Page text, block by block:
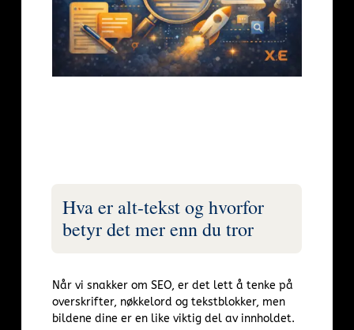
Hva er alt-tekst og hvorfor
betyr det mer enn du tror
Når vi snakker om SEO, er det lett å tenke på
overskrifter, nøkkelord og tekstblokker, men
bildene dine er en like viktig del av innholdet.